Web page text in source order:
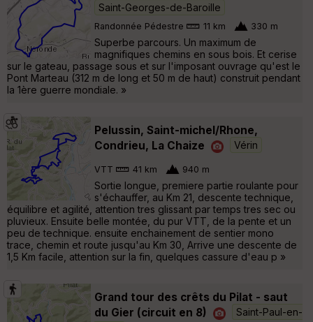
Saint-Georges-de-Baroille
Randonnée Pédestre 11 km 330 m
Superbe parcours. Un maximum de
magnifiques chemins en sous bois. Et cerise
sur le gateau, passage sous et sur l'imposant ouvrage qu'est le
Pont Marteau (312 m de long et 50 m de haut) construit pendant
la 1ère guerre mondiale. »
Pelussin, Saint-michel/Rhone,
Condrieu, La Chaize
Vérin
VTT 41 km 940 m
Sortie longue, premiere partie roulante pour
s'échauffer, au Km 21, descente technique,
équilibre et agilité, attention tres glissant par temps tres sec ou
pluvieux. Ensuite belle montée, du pur VTT, de la pente et un
peu de technique. ensuite enchainement de sentier mono
trace, chemin et route jusqu'au Km 30, Arrive une descente de
1,5 Km facile, attention sur la fin, quelques cassure d'eau p »
Grand tour des crêts du Pilat - saut
du Gier (circuit en 8)
Saint-Paul-en-